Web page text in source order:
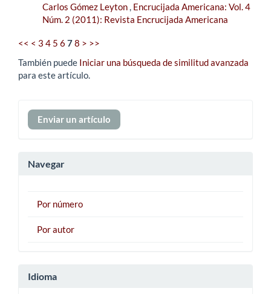
Carlos Gómez Leyton, Encrucijada Americana: Vol. 4
Núm. 2 (2011): Revista Encrucijada Americana
<< < 3 4 5 6 78 > >>
También puede Iniciar una búsqueda de similitud avanzada
para este artículo.
Enviar
un
Enviar un artículo
Navegar
Por número
Por autor
Idioma